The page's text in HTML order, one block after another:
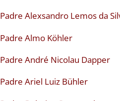
Padre Alexsandro Lemos da
Padre Almo Köhler
Padre André Nicolau Dapper
Padre Ariel Luiz Bühler